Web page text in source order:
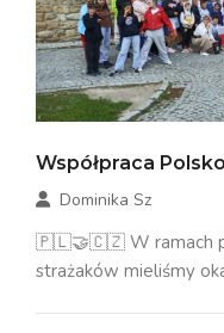
Współpraca
Dominika Sz
🇵🇱🤝🇨🇿 W ramach
strażaków mieliśmy